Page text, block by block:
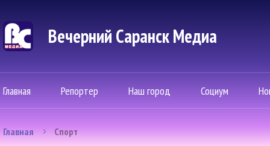
Вечерний Саранск Mедиа
Главная Репортер Наш город Социум
Главная Спорт